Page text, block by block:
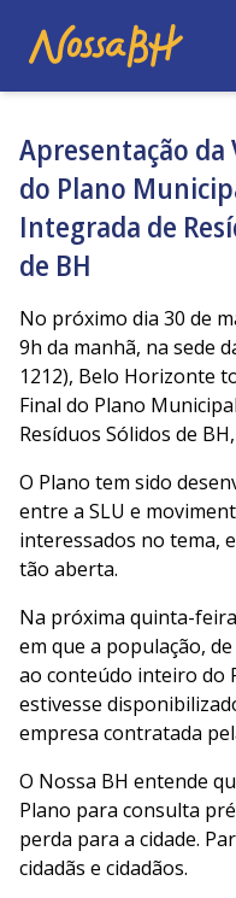
Apresentação da
do Plano
Integrada de
de BH
No próximo dia 30 de
9h da manhã, na sede
1212), Belo Horizonte
Final do Plano
Resíduos Sólidos de
O Plano tem sido
entre a SLU e
interessados no tema,
tão aberta.
Na próxima quinta-
em que a população,
ao conteúdo inteiro do
estivesse
empresa contratada
O Nossa BH entende
Plano para consulta
perda para a cidade.
cidadãs e cidadãos.